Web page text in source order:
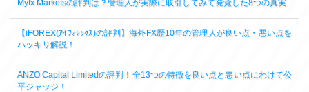
Myfx Marketsの評判は？管理人が実際に取引してみて発覚した8つの真実
【iFOREX(ｱｲﾌｫﾚｯｸｽ)の評判】海外FX歴10年の管理人が良い点・悪い点を
ハッキリ解説！
ANZO Capital Limitedの評判！全13つの特徴を良い点と悪い点にわけて公
平ジャッジ！